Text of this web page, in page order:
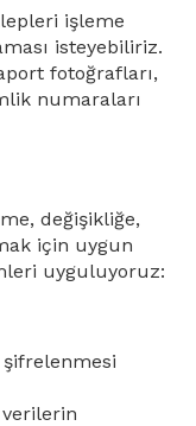
işleme
isteyebiliriz.
fotoğrafları,
numaraları
değişikliğe,
için uygun
uyguluyoruz:
şifrelenmesi